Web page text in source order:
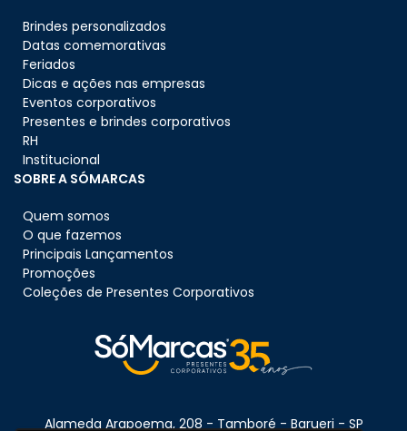
Brindes personalizados
Datas comemorativas
Feriados
Dicas e ações nas empresas
Eventos corporativos
Presentes e brindes corporativos
RH
Institucional
SOBRE A SÓMARCAS
Quem somos
O que fazemos
Principais Lançamentos
Promoções
Coleções de Presentes Corporativos
Alameda Arapoema, 208 - Tamboré - Barueri - SP